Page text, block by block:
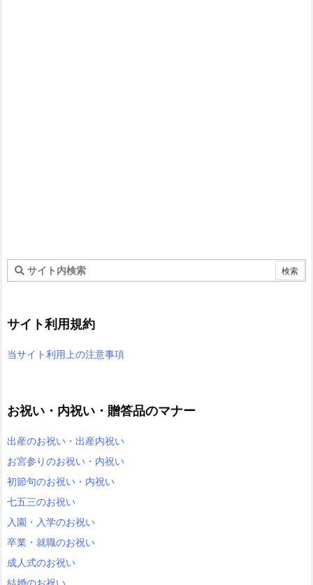
サイト利用規約
当サイト利用上の注意事項
お祝い・内祝い・贈答品のマナー
出産のお祝い・出産内祝い
お宮参りのお祝い・内祝い
初節句のお祝い・内祝い
七五三のお祝い
入園・入学のお祝い
卒業・就職のお祝い
成人式のお祝い
結婚のお祝い